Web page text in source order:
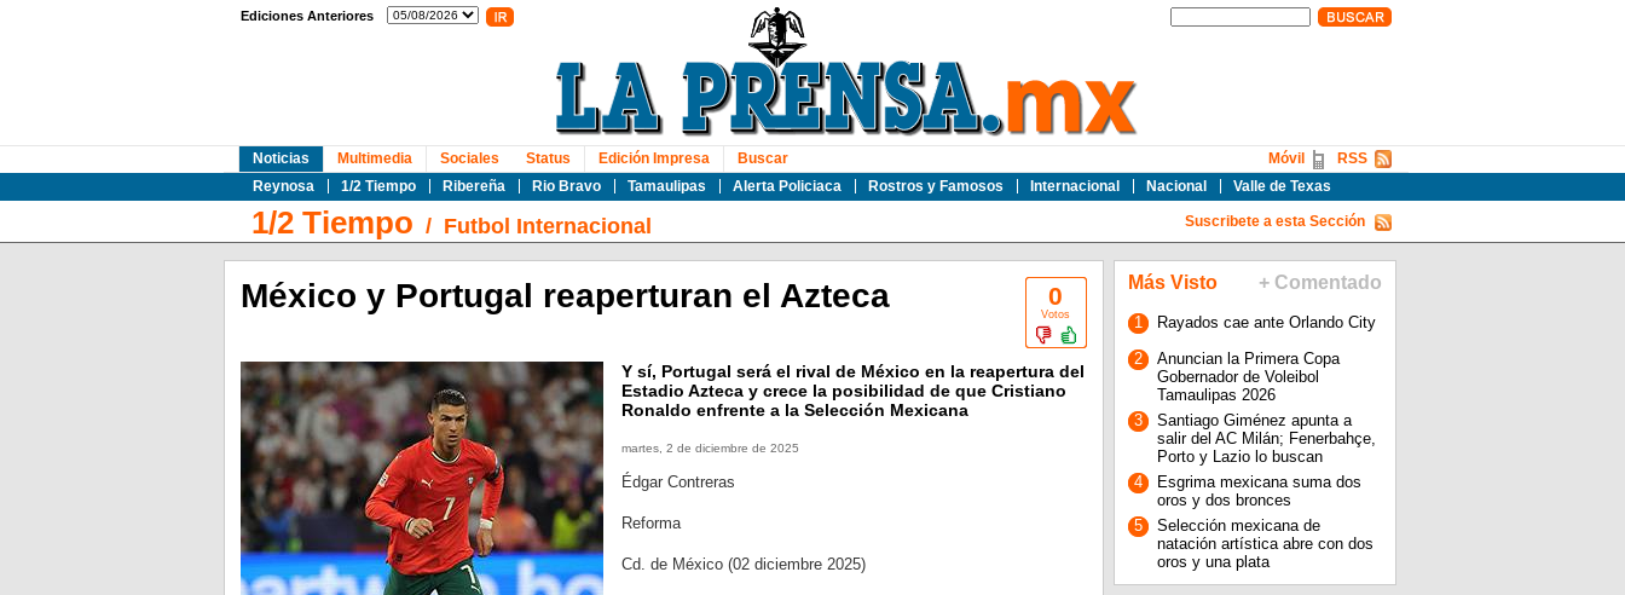
Ediciones Anteriores
Noticias
Reynosa
1/2 Tiempo Ribereña Rio Bravo Tamaulipas Alerta Policiaca Rostros y Famosos Internacional Nacional Valle de Texas
Multimedia Sociales Status Edición Impresa Buscar RSS
Móvil
1/2 Tiempo / Futbol Internacional Suscribete a esta Sección
0
Votos
México y Portugal reaperturan el Azteca
Y sí, Portugal será el rival de México en la reapertura del
Estadio Azteca y crece la posibilidad de que Cristiano
Ronaldo enfrente a la Selección Mexicana
martes, 2 de diciembre de 2025
Édgar Contreras
Reforma
Cd. de México (02 diciembre 2025)
Más Visto + Comentado
1
Rayados cae ante Orlando City
2
Anuncian la Primera Copa
Gobernador de Voleibol
Tamaulipas 2026
3
Santiago Giménez apunta a
salir del AC Milán; Fenerbahçe,
Porto y Lazio lo buscan
4
Esgrima mexicana suma dos
oros y dos bronces
5
Selección mexicana de
natación artística abre con dos
oros y una plata